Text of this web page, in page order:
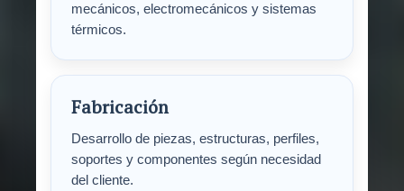
mecánicos, electromecánicos y sistemas
térmicos.
Fabricación
Desarrollo de piezas, estructuras, perfiles,
soportes y componentes según necesidad
del cliente.